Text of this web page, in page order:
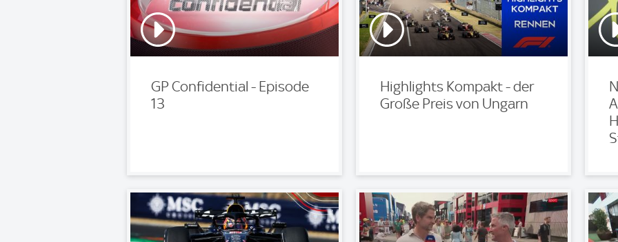
GP Confidential - Episode
13
Highlights Kompakt - der
Große Preis von Ungarn